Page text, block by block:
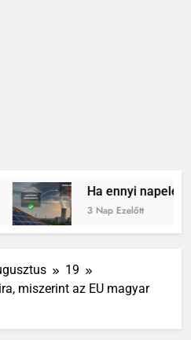
Ha ennyi
3 Nap Ezelőtt
19
miszerint az EU magyar